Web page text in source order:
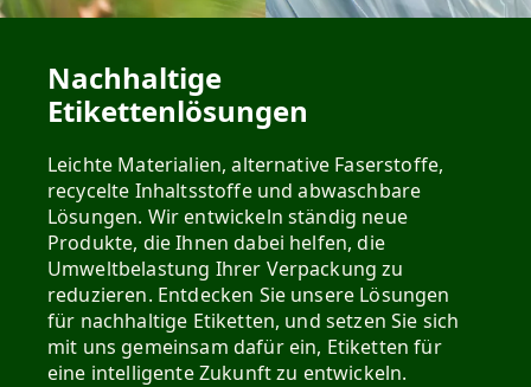
Nachhaltige
Etikettenlösungen
Leichte Materialien, alternative Faserstoffe,
recycelte Inhaltsstoffe und abwaschbare
Lösungen. Wir entwickeln ständig neue
Produkte, die Ihnen dabei helfen, die
Umweltbelastung Ihrer Verpackung zu
reduzieren. Entdecken Sie unsere Lösungen
für nachhaltige Etiketten, und setzen Sie sich
mit uns gemeinsam dafür ein, Etiketten für
eine intelligente Zukunft zu entwickeln.